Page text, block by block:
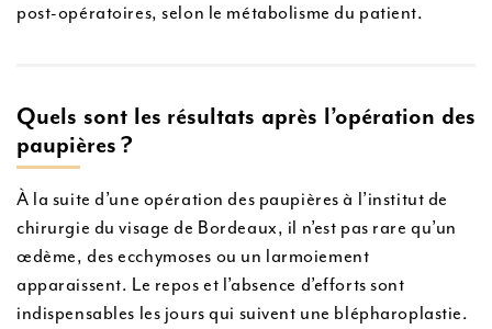
post-opératoires, selon le métabolisme du patient.
Quels sont les résultats après l’opération des
paupières ?
À la suite d’une opération des paupières à l’institut de
chirurgie du visage de Bordeaux, il n’est pas rare qu’un
œdème, des ecchymoses ou un larmoiement
apparaissent. Le repos et l’absence d’efforts sont
indispensables les jours qui suivent une blépharoplastie.